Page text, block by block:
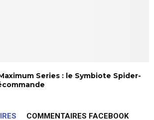
Series : le Symbiote Spider-
COMMENTAIRES FACEBOOK